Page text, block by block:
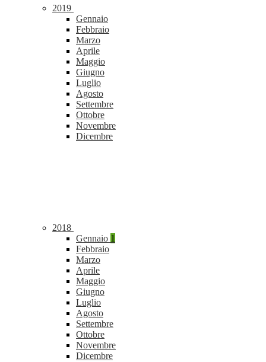
2019
Gennaio
Febbraio
Marzo
Aprile
Maggio
Giugno
Luglio
Agosto
Settembre
Ottobre
Novembre
Dicembre
2018
Gennaio 1
Febbraio
Marzo
Aprile
Maggio
Giugno
Luglio
Agosto
Settembre
Ottobre
Novembre
Dicembre